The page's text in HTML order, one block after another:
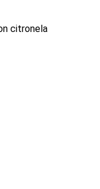
citronela